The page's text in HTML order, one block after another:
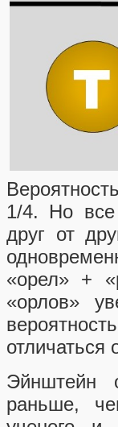
1/4. Но все
друг от
«орел» +
«орлов»
отличаться
Эйнштейн
раньше,